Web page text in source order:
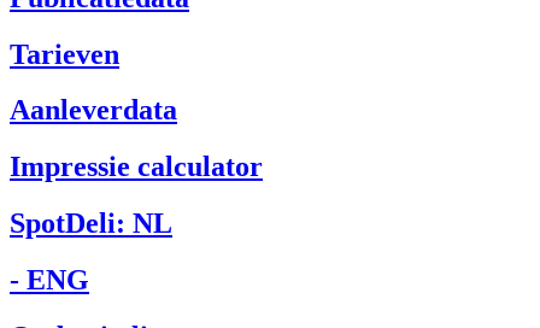
Tarieven
Aanleverdata
Impressie calculator
SpotDeli: NL
- ENG